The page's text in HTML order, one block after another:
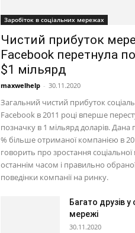
Заробіток в соціальних мережах
Чистий прибуток
Facebook перетнула
$1 мільярд
maxwelhelp - 30.11.2020
Загальний чистий прибуток
Facebook в 2011 році вперше
позначку в 1 мільярд доларів. Дана
% більше отриманої компанією в
говорить про зростання
останнім часом і правильно
поведінки компанії на ринку.
Багато друзів у
мережі
30.11.2020